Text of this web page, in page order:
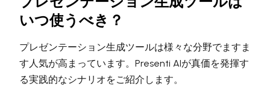
いつ使うべき？
プレゼンテーション生成ツールは様々な分野でますま
す人気が高まっています。Presenti AIが真価を発揮す
る実践的なシナリオをご紹介します。